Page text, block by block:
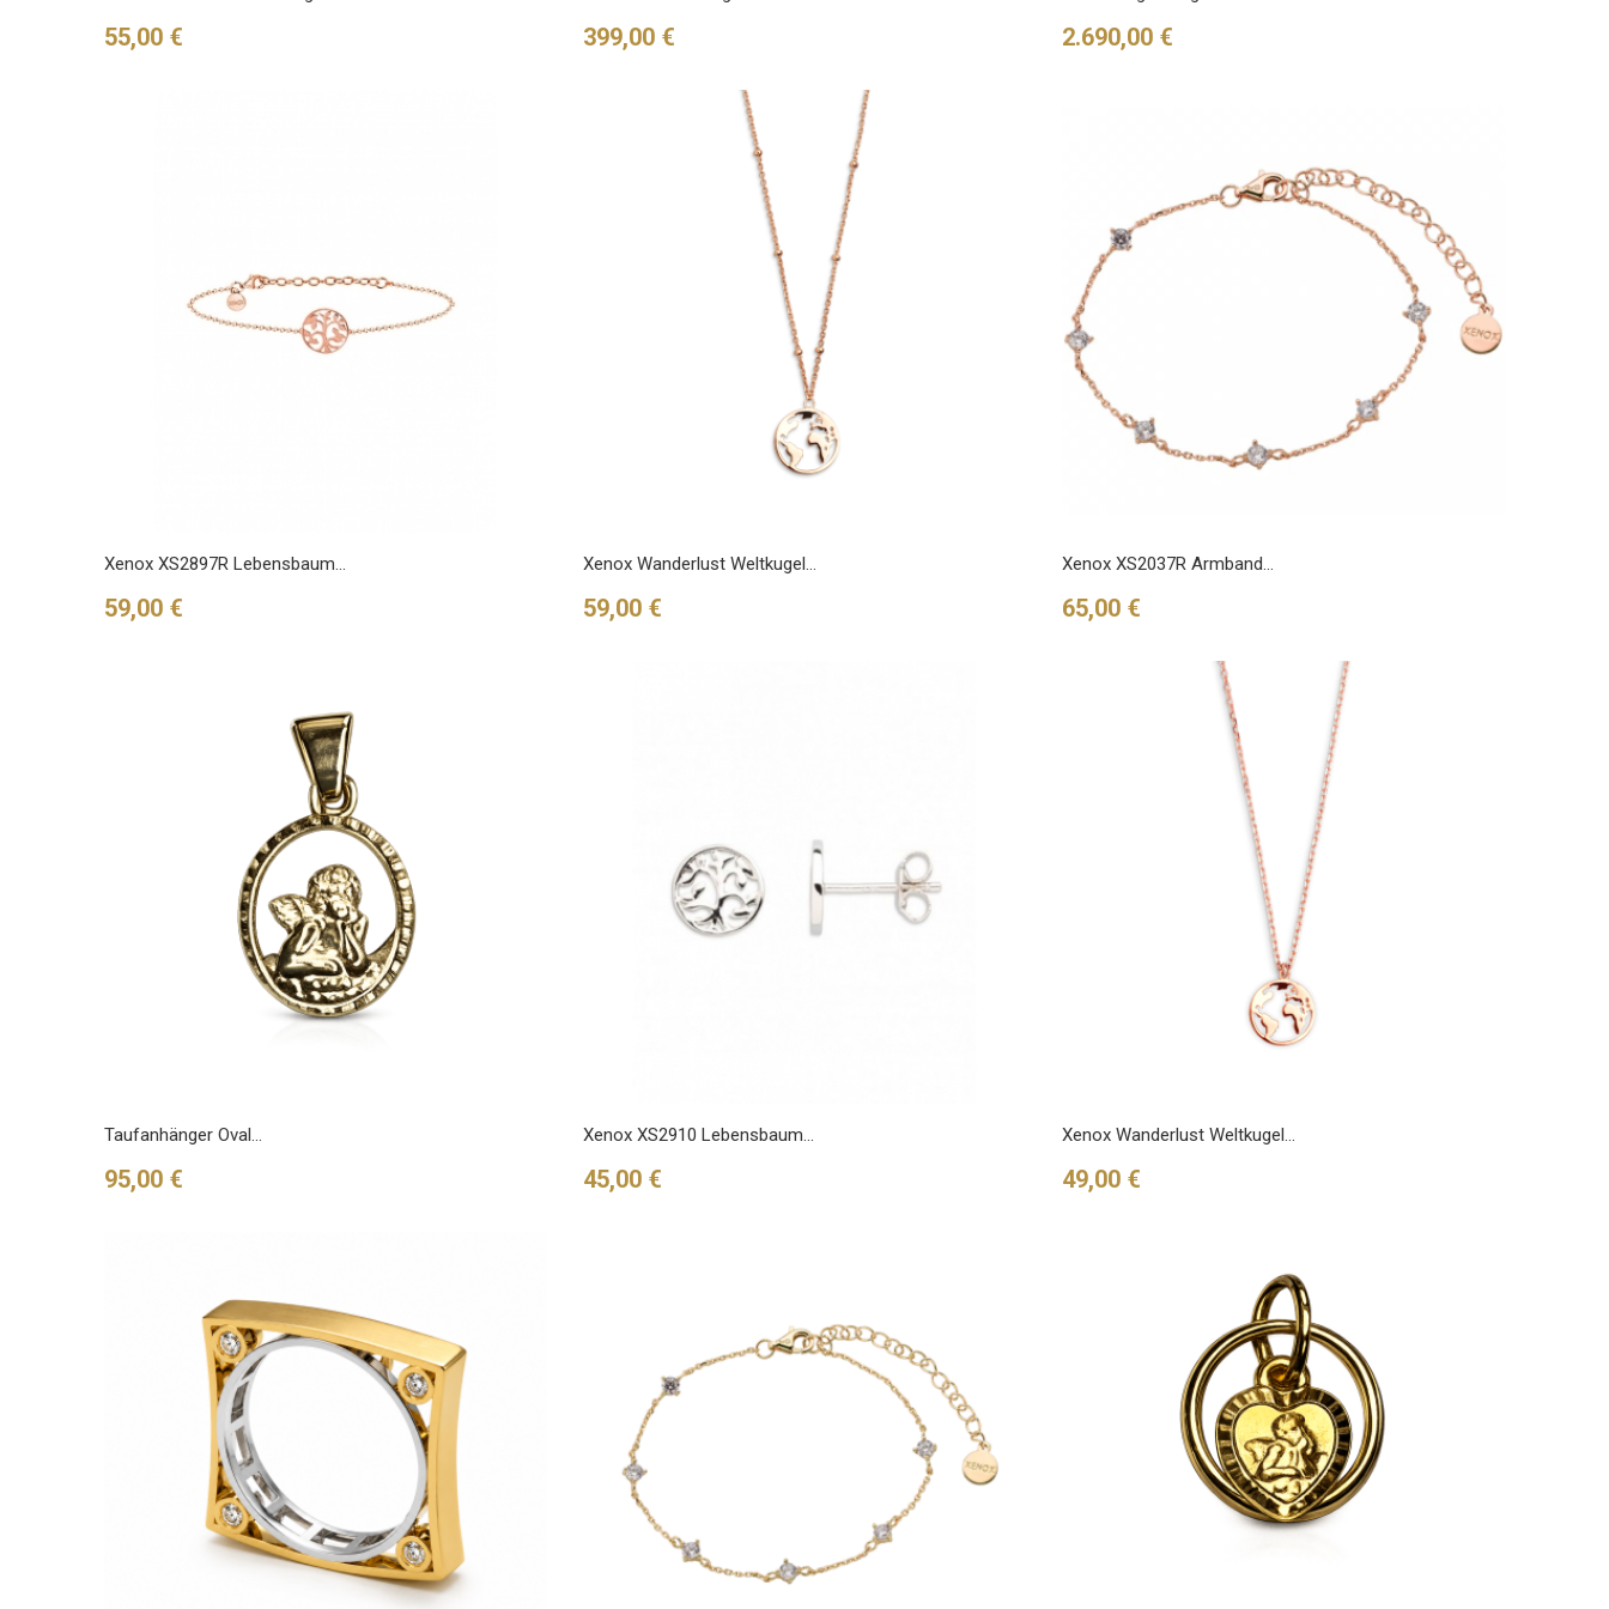
Preis
55,00 € Preis
399,00 € Preis
2.690,00 €
Xenox XS2897R Lebensbaum...
Preis
59,00 €
Xenox Wanderlust Weltkugel...
Preis
59,00 €
Xenox XS2037R Armband...
Preis
65,00 €
Taufanhänger Oval...
Preis
95,00 €
Xenox XS2910 Lebensbaum...
Preis
45,00 €
Xenox Wanderlust Weltkugel...
Preis
49,00 €